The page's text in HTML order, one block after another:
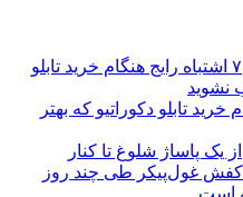
۷ اشتباه رایج هنگام خرید تابلو
نشوید
خرید تابلو دکوراتیو که بهتر
از یک پاساژ شلوغ تا کنار
کفش غول‌پیکر طی چند روز